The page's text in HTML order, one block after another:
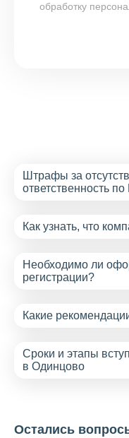
обработку
Штрафы за
ответственность
Как узнать, что
Необходимо ли
регистрации?
Какие
Сроки и этапы
в Одинцово
Остались